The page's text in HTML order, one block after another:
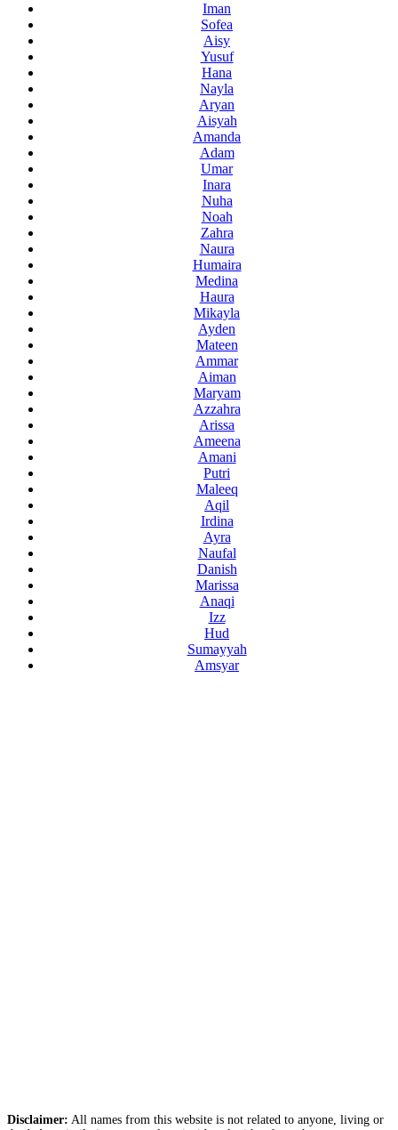
Iman
Sofea
Aisy
Yusuf
Hana
Nayla
Aryan
Aisyah
Amanda
Adam
Umar
Inara
Nuha
Noah
Zahra
Naura
Humaira
Medina
Haura
Mikayla
Ayden
Mateen
Ammar
Aiman
Maryam
Azzahra
Arissa
Ameena
Amani
Putri
Maleeq
Aqil
Irdina
Ayra
Naufal
Danish
Marissa
Anaqi
Izz
Hud
Sumayyah
Amsyar
Disclaimer: All names from this website is not related to anyone, living or